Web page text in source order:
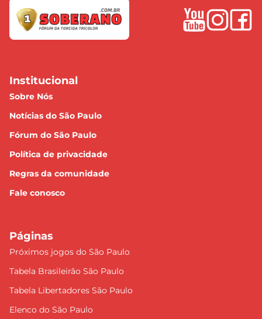
Institucional
Sobre Nós
Notícias do São Paulo
Fórum do São Paulo
Política de privacidade
Regras da comunidade
Fale conosco
Páginas
Próximos jogos do São Paulo
Tabela Brasileirão São Paulo
Tabela Libertadores São Paulo
Elenco do São Paulo